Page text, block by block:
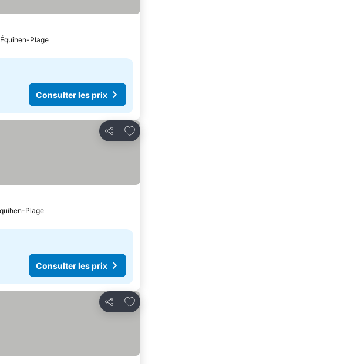
Plage
Consulter les prix
Partager
Ajouter à mes favoris
Plage
Consulter les prix
Partager
Ajouter à mes favoris